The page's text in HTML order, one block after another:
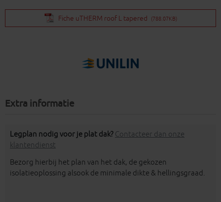
Fiche uTHERM roof L tapered (788.07KB)
Extra informatie
Legplan nodig voor je plat dak? Contacteer dan onze
klantendienst
Bezorg hierbij het plan van het dak, de gekozen
isolatieoplossing alsook de minimale dikte & hellingsgraad.